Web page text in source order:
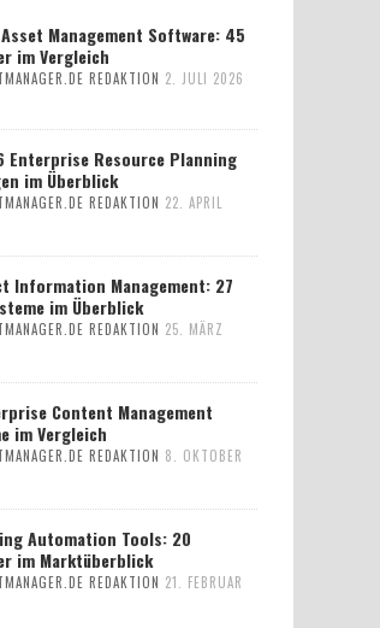
Management Software: 45
im Vergleich
REDAKTION 2. JULI 2026
Enterprise Resource Planning
im Überblick
REDAKTION 22. APRIL
Information Management: 27
im Überblick
REDAKTION 25. MÄRZ
Content Management
im Vergleich
REDAKTION 8. OKTOBER
Automation Tools: 20
im Marktüberblick
REDAKTION 21. FEBRUAR